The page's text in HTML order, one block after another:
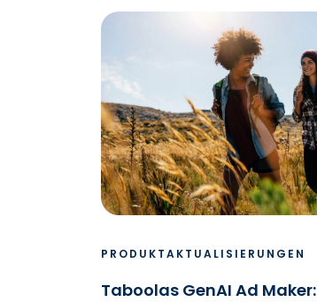
PRODUKTAKTUALISIERUNGEN
Taboolas GenAI Ad